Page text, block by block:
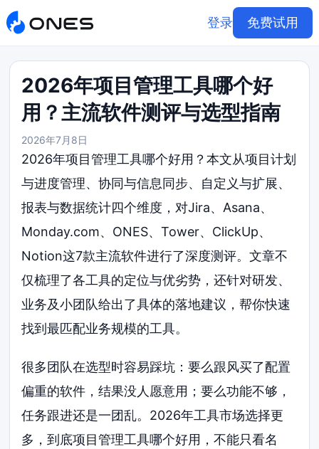
登录 免费试用
2026年项目管理工具哪个好
用？主流软件测评与选型指南
2026年7月8日
2026年项目管理工具哪个好用？本文从项目计划
与进度管理、协同与信息同步、自定义与扩展、
报表与数据统计四个维度，对Jira、Asana、
Monday.com、ONES、Tower、ClickUp、
Notion这7款主流软件进行了深度测评。文章不
仅梳理了各工具的定位与优劣势，还针对研发、
业务及小团队给出了具体的落地建议，帮你快速
找到最匹配业务规模的工具。
很多团队在选型时容易踩坑：要么跟风买了配置
偏重的软件，结果没人愿意用；要么功能不够，
任务跟进还是一团乱。2026年工具市场选择更
多，到底项目管理工具哪个好用，不能只看名